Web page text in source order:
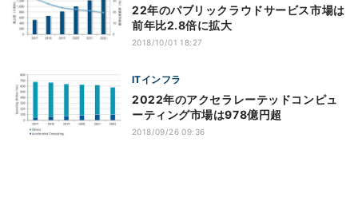
22年のパブリックラウドサービス市場は
前年比2.8倍に拡大
2018/10/01 18:27
ITインフラ
2022年のアクセラレーテッドコンピュ
ーティング市場は978億円超
2018/09/26 09:36